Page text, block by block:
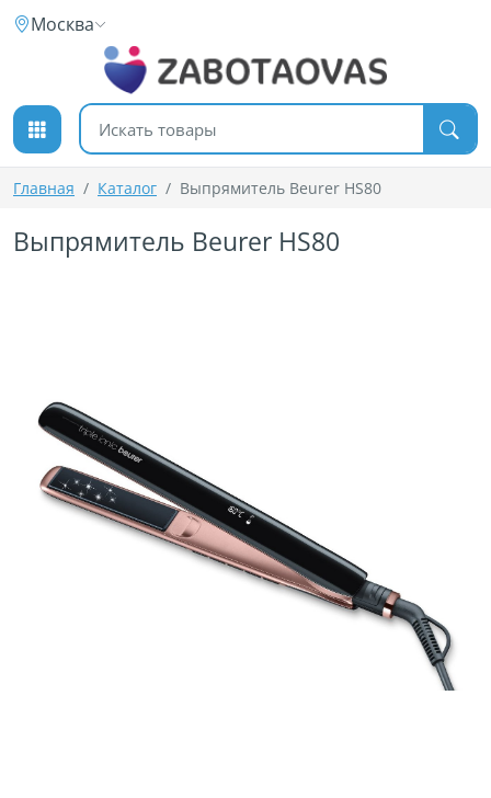
К содержимому
Москва
Поиск товаров
Главная Каталог Выпрямитель Beurer HS80
Выпрямитель Beurer HS80